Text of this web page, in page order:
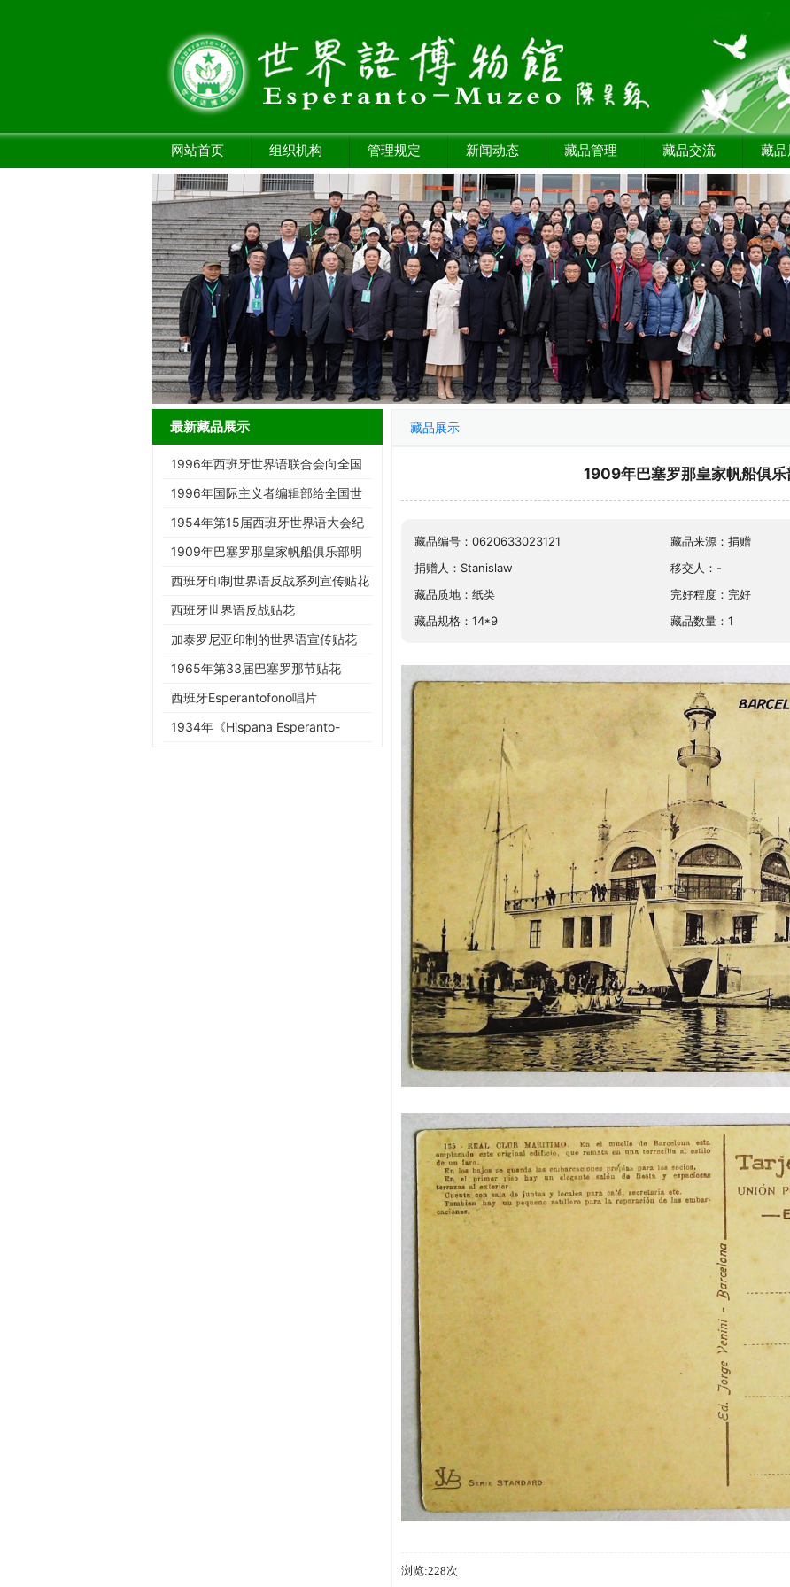
网站首页 组织机构 管理规定 新闻动态 藏品管理 藏品交流 藏
最新藏品展示
1996年西班牙世界语联合会向全国
世协寄简报的信封
1996年国际主义者编辑部给全国世
协寄杂志的信封
1954年第15届西班牙世界语大会纪
念戳
1909年巴塞罗那皇家帆船俱乐部明
信片
西班牙印制世界语反战系列宣传贴花
西班牙世界语反战贴花
加泰罗尼亚印制的世界语宣传贴花
1965年第33届巴塞罗那节贴花
西班牙Esperantofono唱片
1934年《Hispana Esperanto-
藏品展示
1909年巴塞罗那皇家帆船俱乐
藏品编号：0620633023121 藏品来源：捐赠
捐赠人：Stanislaw
移交人：-
藏品质地：纸类
完好程度：完好
藏品规格：14*9
藏品数量：1
浏览:228次